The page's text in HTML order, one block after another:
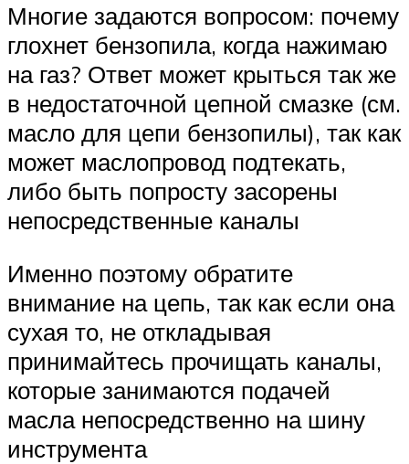
Многие задаются вопросом: почему
глохнет бензопила, когда нажимаю
на газ? Ответ может крыться так же
в недостаточной цепной смазке (см.
масло для цепи бензопилы), так как
может маслопровод подтекать,
либо быть попросту засорены
непосредственные каналы
Именно поэтому обратите
внимание на цепь, так как если она
сухая то, не откладывая
принимайтесь прочищать каналы,
которые занимаются подачей
масла непосредственно на шину
инструмента